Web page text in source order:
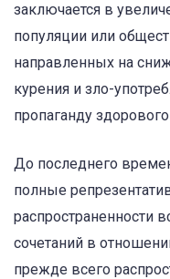
заключается в
популяции или
направленных на
курения и зло-
пропаганду
До последнего
полные
распространенности
сочетаний в
прежде всего